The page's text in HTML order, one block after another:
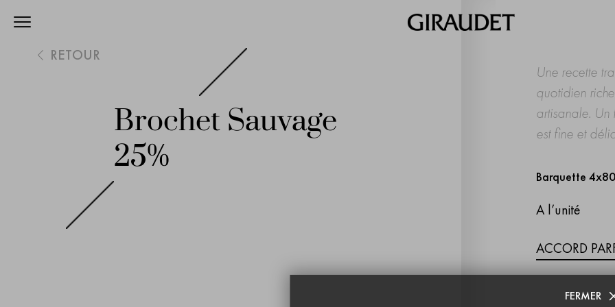
FERMER
RETOUR
Brochet Sauvage
25%
Une recette
quotidien
artisanale.
est fine et
Barquette
A l’unité
ACCORD